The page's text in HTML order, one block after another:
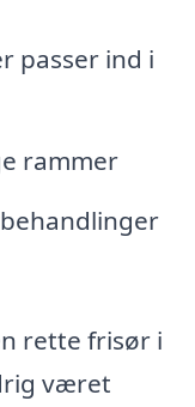
passer ind i
rammer
rette frisør i
været